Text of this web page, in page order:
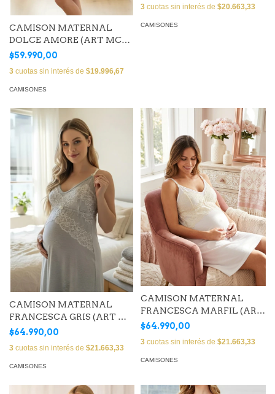
CAMISON MATERNAL
DOLCE AMORE (ART MC
851)
$59.990,00
3 cuotas sin interés de $19.996,67
CAMISONES
3 cuotas sin interés de $20.663,33
CAMISONES
CAMISON MATERNAL
FRANCESCA GRIS (ART MC
705)
$64.990,00
3 cuotas sin interés de $21.663,33
CAMISONES
CAMISON MATERNAL
FRANCESCA MARFIL (ART
MC 705)
$64.990,00
3 cuotas sin interés de $21.663,33
CAMISONES